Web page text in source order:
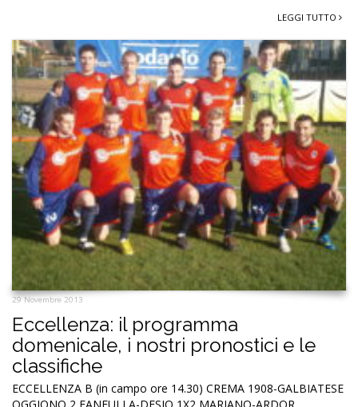
LEGGI TUTTO
29 Novembre 2013
Eccellenza: il programma
domenicale, i nostri pronostici e le
classifiche
ECCELLENZA B (in campo ore 14.30) CREMA 1908-GALBIATESE
OGGIONO 2 FANFULLA-DESIO 1X2 MARIANO-ARDOR